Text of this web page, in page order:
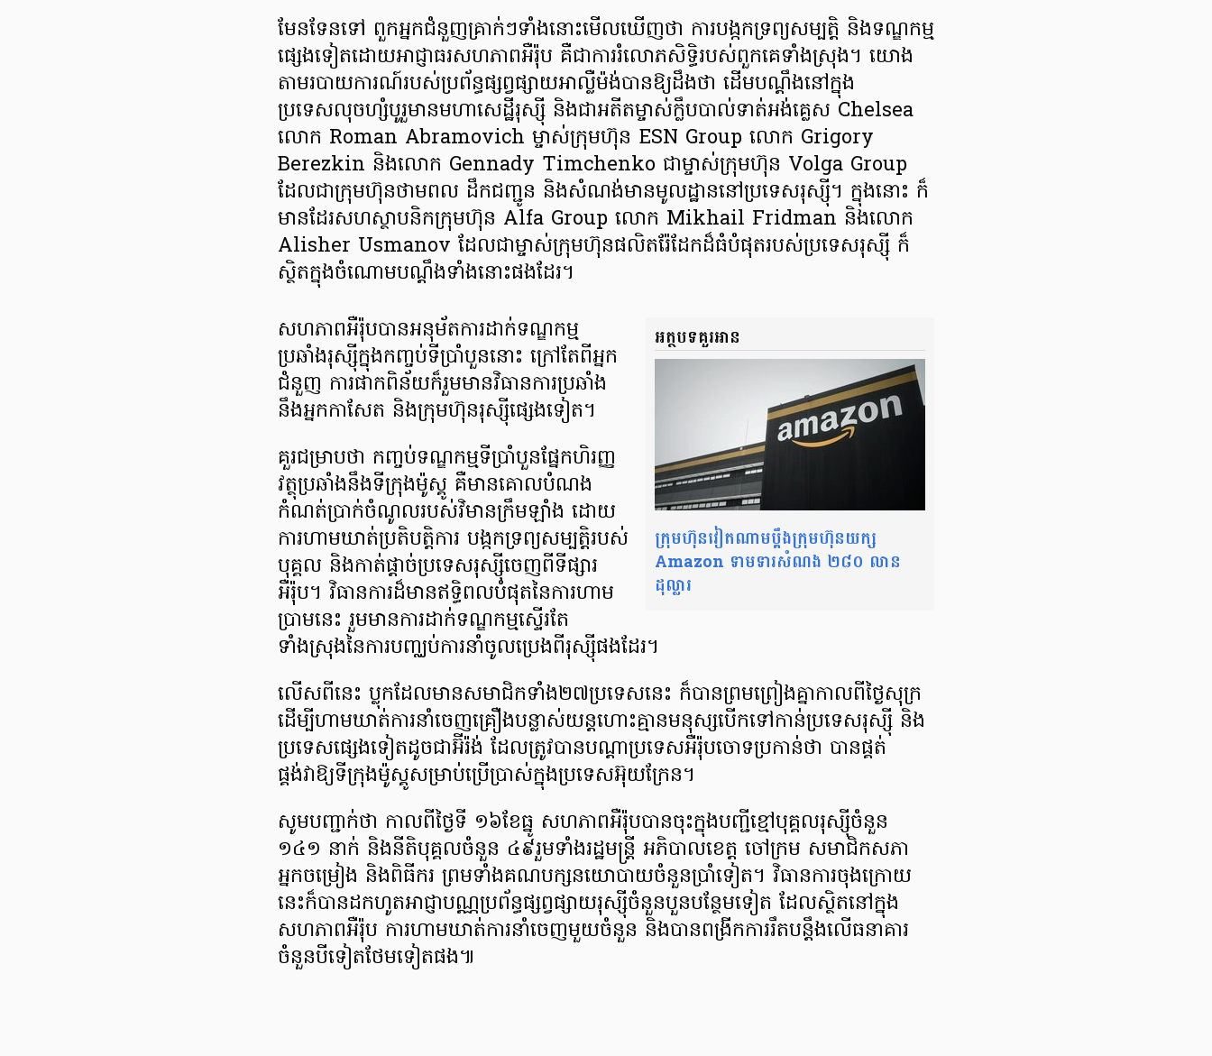
មែនទែនទៅ ពួកអ្នកជំនួញគ្រាក់ៗទាំងនោះមើលឃើញថា ការបង្កកទ្រព្យសម្បត្តិ និងទណ្ឌកម្ម
ផ្សេងទៀតដោយអាជ្ញាធរសហភាពអឺរ៉ុប គឺជាការរំលោភសិទ្ធិរបស់ពួកគេទាំងស្រុង។ យោង
តាមរបាយការណ៍របស់ប្រព័ន្ធផ្សព្វផ្សាយអាល្លឺម៉ង់បានឱ្យដឹងថា ដើមបណ្តឹងនៅក្នុង
ប្រទេសលុចហ្សំបូរួមានមហាសេដ្ឋីរុស្ស៊ី និងជាអតីតម្ចាស់ក្លឹបបាល់ទាត់អង់គ្លេស Chelsea
លោក Roman Abramovich ម្ចាស់ក្រុមហ៊ុន ESN Group លោក Grigory
Berezkin និងលោក Gennady Timchenko ជាម្ចាស់ក្រុមហ៊ុន Volga Group
ដែលជាក្រុមហ៊ុនថាមពល ដឹកជញ្ជូន និងសំណង់មានមូលដ្ឋាននៅប្រទេសរុស្ស៊ី។ ក្នុងនោះ ក៏
មានដែរសហស្ថាបនិកក្រុមហ៊ុន Alfa Group លោក Mikhail Fridman និងលោក
Alisher Usmanov ដែលជាម្ចាស់ក្រុមហ៊ុនផលិតរ៉ែដែកដ៏ធំបំផុតរបស់ប្រទេសរុស្ស៊ី ក៏
ស្ថិតក្នុងចំណោមបណ្តឹងទាំងនោះផងដែរ។
អត្ថបទគួរអាន
ក្រុមហ៊ុនវៀតណាមប្ដឹងក្រុមហ៊ុនយក្ស
Amazon ទាមទារសំណង ២៨០ លាន
ដុល្លារ
សហភាពអឺរ៉ុបបានអនុម័តការដាក់ទណ្ឌកម្ម
ប្រឆាំងរុស្ស៊ីក្នុងកញ្ចប់ទីប្រាំបួននោះ ក្រៅតែពីអ្នក
ជំនួញ ការផាកពិន័យក៏រួមមានវិធានការប្រឆាំង
នឹងអ្នកកាសែត និងក្រុមហ៊ុនរុស្ស៊ីផ្សេងទៀត។
គួរជម្រាបថា កញ្ចប់ទណ្ឌកម្មទីប្រាំបួនផ្នែកហិរញ្ញ
វត្ថុប្រឆាំងនឹងទីក្រុងម៉ូស្គូ គឺមានគោលបំណង
កំណត់ប្រាក់ចំណូលរបស់វិមានក្រឹមឡាំង ដោយ
ការហាមឃាត់ប្រតិបត្តិការ បង្កកទ្រព្យសម្បត្តិរបស់
បុគ្គល និងកាត់ផ្តាច់ប្រទេសរុស្ស៊ីចេញពីទីផ្សារ
អឺរ៉ុប។ វិធានការដ៏មានឥទ្ធិពលបំផុតនៃការហាម
ប្រាមនេះ រួមមានការដាក់ទណ្ឌកម្មស្ទើរតែ
ទាំងស្រុងនៃការបញ្ឈប់ការនាំចូលប្រេងពីរុស្ស៊ីផងដែរ។
លើសពីនេះ ប្លុកដែលមានសមាជិកទាំង២៧ប្រទេសនេះ ក៏បានព្រមព្រៀងគ្នាកាលពីថ្ងៃសុក្រ
ដើម្បីហាមឃាត់ការនាំចេញគ្រឿងបន្លាស់យន្តហោះគ្មានមនុស្សបើកទៅកាន់ប្រទេសរុស្ស៊ី និង
ប្រទេសផ្សេងទៀតដូចជាអ៊ីរ៉ង់ ដែលត្រូវបានបណ្តាប្រទេសអឺរ៉ុបចោទប្រកាន់ថា បានផ្គត់
ផ្គង់វាឱ្យទីក្រុងម៉ូស្គូសម្រាប់ប្រើប្រាស់ក្នុងប្រទេសអ៊ុយក្រែន។
សូមបញ្ជាក់ថា កាលពីថ្ងៃទី ១៦ខែធ្នូ សហភាពអឺរ៉ុបបានចុះក្នុងបញ្ជីខ្មៅបុគ្គលរុស្ស៊ីចំនួន
១៤១ នាក់ និងនីតិបុគ្គលចំនួន ៤៩រួមទាំងរដ្ឋមន្ត្រី អភិបាលខេត្ត ចៅក្រម សមាជិកសភា
អ្នកចម្រៀង និងពិធីករ ព្រមទាំងគណបក្សនយោបាយចំនួនប្រាំទៀត។ វិធានការចុងក្រោយ
នេះក៏បានដកហូតអាជ្ញាបណ្ណប្រព័ន្ធផ្សព្វផ្សាយរុស្ស៊ីចំនួនបួនបន្ថែមទៀត ដែលស្ថិតនៅក្នុង
សហភាពអឺរ៉ុប ការហាមឃាត់ការនាំចេញមួយចំនួន និងបានពង្រីកការរឹតបន្តឹងលើធនាគារ
ចំនួនបីទៀតថែមទៀតផង៕